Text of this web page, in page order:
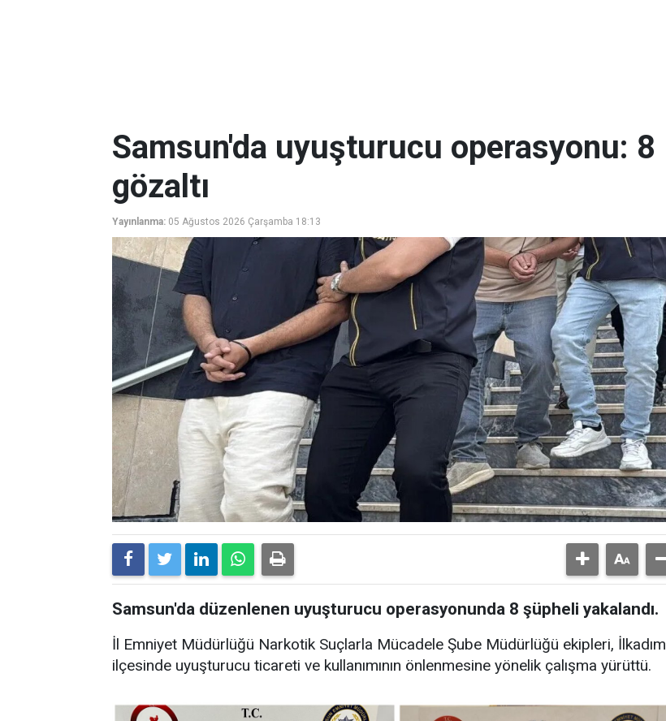
Samsun'da uyuşturucu operasyonu: 8
gözaltı
Yayınlanma: 05 Ağustos 2026 Çarşamba 18:13
Samsun'da düzenlenen uyuşturucu operasyonunda 8 şüpheli yakalandı.
İl Emniyet Müdürlüğü Narkotik Suçlarla Mücadele Şube Müdürlüğü ekipleri, İlkadım
ilçesinde uyuşturucu ticareti ve kullanımının önlenmesine yönelik çalışma yürüttü.